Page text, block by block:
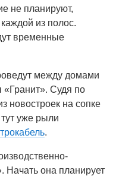
не планируют,
из полос.
временные
между домами
Судя по
новостроек на сопке
уже рыли
.
Начать она планирует